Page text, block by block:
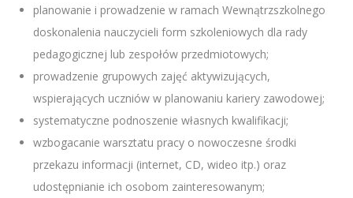
planowanie i prowadzenie w ramach Wewnątrzszkolnego
doskonalenia nauczycieli form szkoleniowych dla rady
pedagogicznej lub zespołów przedmiotowych;
prowadzenie grupowych zajęć aktywizujących,
wspierających uczniów w planowaniu kariery zawodowej;
systematyczne podnoszenie własnych kwalifikacji;
wzbogacanie warsztatu pracy o nowoczesne środki
przekazu informacji (internet, CD, wideo itp.) oraz
udostępnianie ich osobom zainteresowanym;